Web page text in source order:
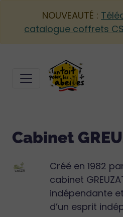
NOUVEAUTÉ :
catalogue coffrets
Cabinet
Créé en 1982
cabinet
indépendante
d’un esprit